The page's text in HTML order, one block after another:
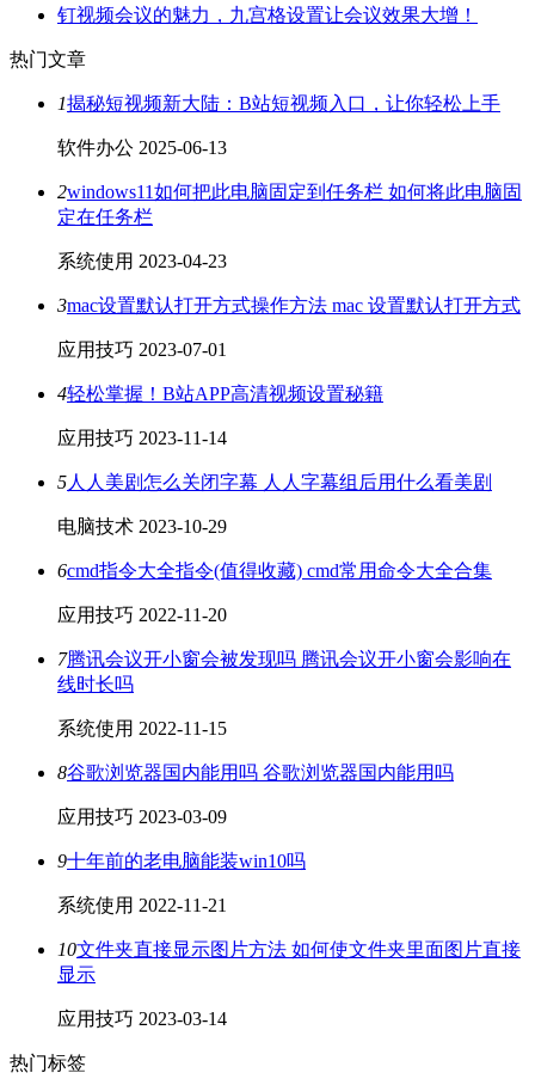
钉视频会议的魅力，九宫格设置让会议效果大增！
热门文章
1揭秘短视频新大陆：B站短视频入口，让你轻松上手
软件办公 2025-06-13
2windows11如何把此电脑固定到任务栏 如何将此电脑固
定在任务栏
系统使用 2023-04-23
3mac设置默认打开方式操作方法 mac 设置默认打开方式
应用技巧 2023-07-01
4轻松掌握！B站APP高清视频设置秘籍
应用技巧 2023-11-14
5人人美剧怎么关闭字幕 人人字幕组后用什么看美剧
电脑技术 2023-10-29
6cmd指令大全指令(值得收藏) cmd常用命令大全合集
应用技巧 2022-11-20
7腾讯会议开小窗会被发现吗 腾讯会议开小窗会影响在
线时长吗
系统使用 2022-11-15
8谷歌浏览器国内能用吗 谷歌浏览器国内能用吗
应用技巧 2023-03-09
9十年前的老电脑能装win10吗
系统使用 2022-11-21
10文件夹直接显示图片方法 如何使文件夹里面图片直接
显示
应用技巧 2023-03-14
热门标签